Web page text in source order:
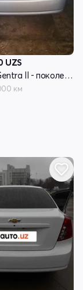
UZS
Chevrolet Gentra II - поколение
км